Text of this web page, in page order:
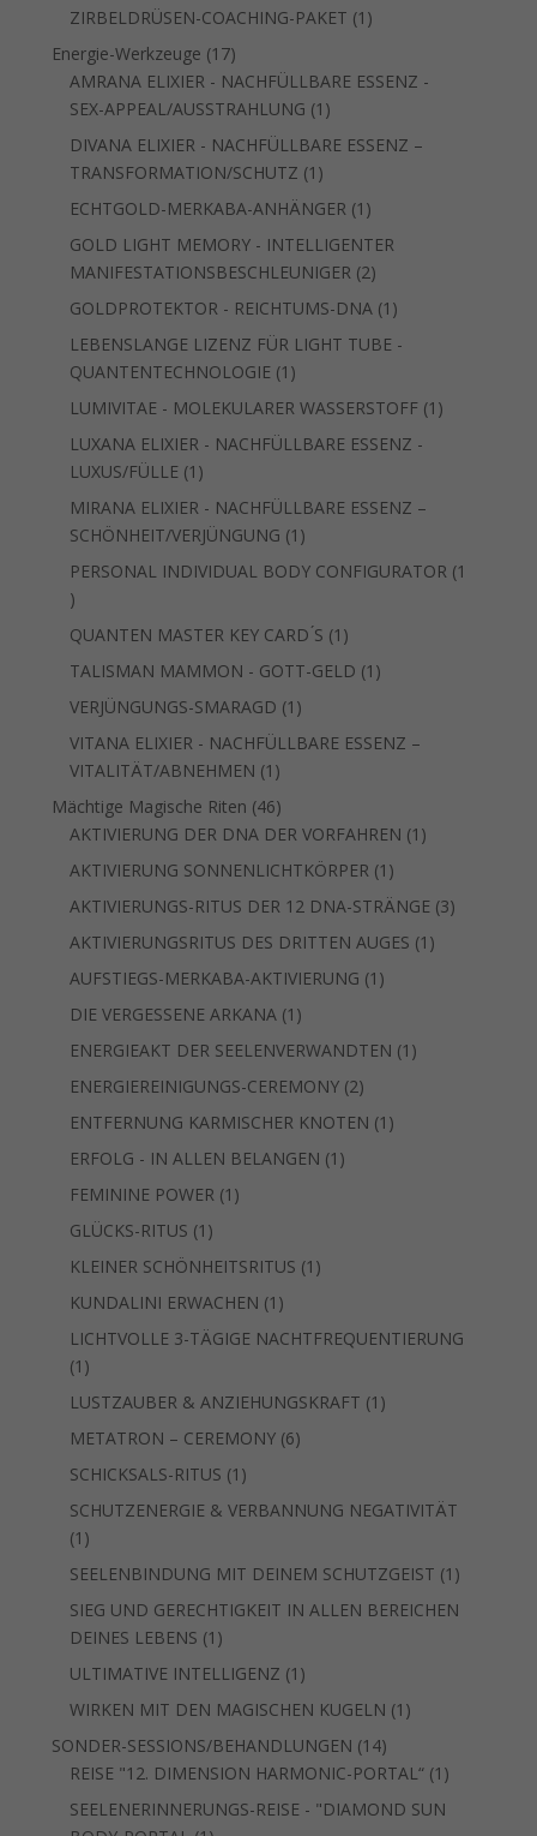
Produkt
ZIRBELDRÜSEN-COACHING-PAKET 1 1
Energie-Werkzeuge 1717
Produkte
AMRANA ELIXIER - NACHFÜLLBARE ESSENZ -
SEX-APPEAL/AUSSTRAHLUNG 1 1
Produkt
DIVANA ELIXIER - NACHFÜLLBARE ESSENZ –
TRANSFORMATION/SCHUTZ 1 1
Produkt
ECHTGOLD-MERKABA-ANHÄNGER 1 1
Produkt
GOLD LIGHT MEMORY - INTELLIGENTER
MANIFESTATIONSBESCHLEUNIGER 22
Produkte
GOLDPROTEKTOR - REICHTUMS-DNA 1 1
Produkt
LEBENSLANGE LIZENZ FÜR LIGHT TUBE -
QUANTENTECHNOLOGIE 1 1
Produkt
LUMIVITAE - MOLEKULARER WASSERSTOFF 1 1
LUXANA ELIXIER - NACHFÜLLBARE ESSENZ -
LUXUS/FÜLLE 1 1
Produkt
MIRANA ELIXIER - NACHFÜLLBARE ESSENZ –
SCHÖNHEIT/VERJÜNGUNG 1 1
Produkt
PERSONAL INDIVIDUAL BODY CONFIGURATOR 1
1
Produkt
QUANTEN MASTER KEY CARD ́S 1 1
Produkt
TALISMAN MAMMON - GOTT-GELD 1 1
VERJÜNGUNGS-SMARAGD 1 1
Produkt
VITANA ELIXIER - NACHFÜLLBARE ESSENZ –
VITALITÄT/ABNEHMEN 1 1
Produkt
Mächtige Magische Riten 4646
Produkte
AKTIVIERUNG DER DNA DER VORFAHREN 1 1
AKTIVIERUNG SONNENLICHTKÖRPER 1 1
Produkt
AKTIVIERUNGS-RITUS DER 12 DNA-STRÄNGE 33
AKTIVIERUNGSRITUS DES DRITTEN AUGES 1 1
AUFSTIEGS-MERKABA-AKTIVIERUNG 1 1
DIE VERGESSENE ARKANA 1 1
Produkt
ENERGIEAKT DER SEELENVERWANDTEN 1 1
ENERGIEREINIGUNGS-CEREMONY 22
Produkte
ENTFERNUNG KARMISCHER KNOTEN 1 1
ERFOLG - IN ALLEN BELANGEN 1 1
FEMININE POWER 1 1
GLÜCKS-RITUS 1 1
Produkt
KLEINER SCHÖNHEITSRITUS 1 1
KUNDALINI ERWACHEN 1 1
Produkt
LICHTVOLLE 3-TÄGIGE NACHTFREQUENTIERUNG
1 1
Produkt
LUSTZAUBER & ANZIEHUNGSKRAFT 1 1
METATRON – CEREMONY 66
SCHICKSALS-RITUS 1 1
Produkt
SCHUTZENERGIE & VERBANNUNG NEGATIVITÄT
1 1
Produkt
SEELENBINDUNG MIT DEINEM SCHUTZGEIST 1 1
Produkt
SIEG UND GERECHTIGKEIT IN ALLEN BEREICHEN
DEINES LEBENS 1 1
Produkt
ULTIMATIVE INTELLIGENZ 1 1
Produkt
WIRKEN MIT DEN MAGISCHEN KUGELN 1 1
SONDER-SESSIONS/BEHANDLUNGEN 1414
Produkte
REISE "12. DIMENSION HARMONIC-PORTAL“ 1 1
Produkt
SEELENERINNERUNGS-REISE - "DIAMOND SUN